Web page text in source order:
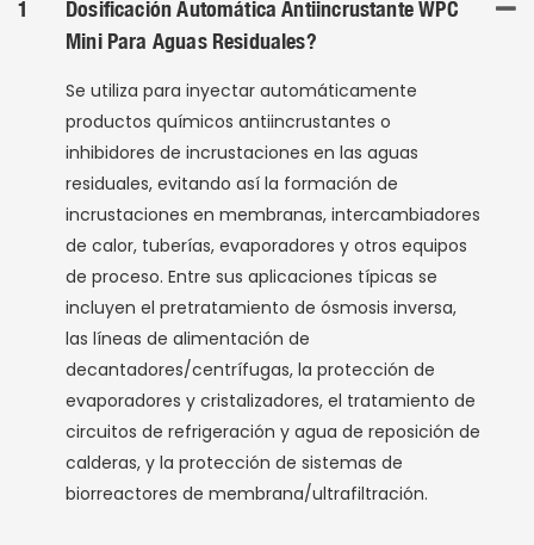
1
Dosificación Automática Antiincrustante WPC
Mini Para Aguas Residuales?
Se utiliza para inyectar automáticamente
productos químicos antiincrustantes o
inhibidores de incrustaciones en las aguas
residuales, evitando así la formación de
incrustaciones en membranas, intercambiadores
de calor, tuberías, evaporadores y otros equipos
de proceso. Entre sus aplicaciones típicas se
incluyen el pretratamiento de ósmosis inversa,
las líneas de alimentación de
decantadores/centrífugas, la protección de
evaporadores y cristalizadores, el tratamiento de
circuitos de refrigeración y agua de reposición de
calderas, y la protección de sistemas de
biorreactores de membrana/ultrafiltración.